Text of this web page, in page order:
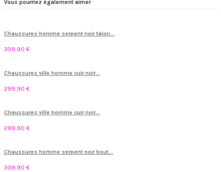
Vous pourriez également aimer
Chaussures homme serpent noir talon...
309,90 €
Chaussures ville homme cuir noir...
299,90 €
Chaussures ville homme cuir noir...
299,90 €
Chaussures homme serpent noir bout...
309,90 €